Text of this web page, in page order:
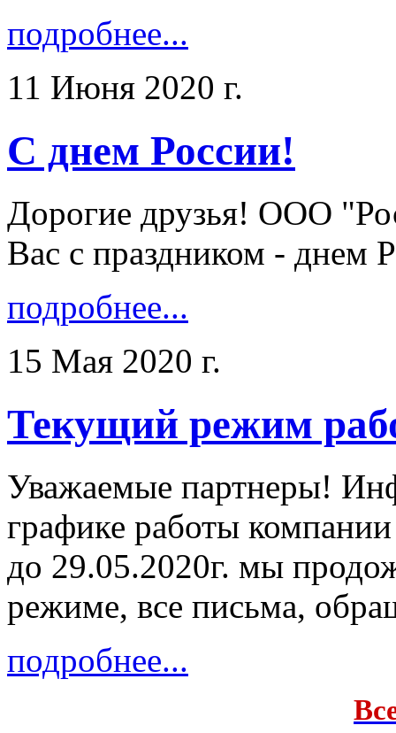
подробнее...
11 Июня 2020 г.
С днем России!
Дорогие друзья! ООО
Вас с праздником - днем
подробнее...
15 Мая 2020 г.
Текущий режим
Уважаемые партнеры!
графике работы
до 29.05.2020г. мы
режиме, все письма,
подробнее...